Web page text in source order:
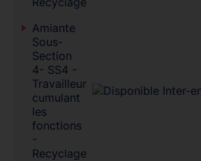
Amiante
Sous-
Section
4- SS4 -
Travailleur
cumulant
les
fonctions
-
Recyclage